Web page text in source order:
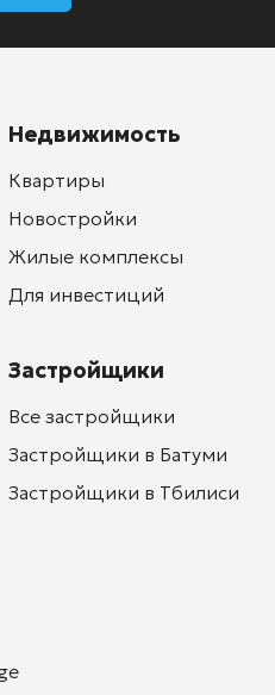
Недвижимость
Квартиры
Новостройки
Жилые комплексы
Для инвестиций
Застройщики
Все застройщики
Застройщики в Батуми
Застройщики в Тбилиси